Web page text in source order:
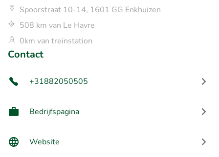
Spoorstraat 10-14, 1601 GG Enkhuizen
508 km van Le Havre
0km van treinstation
Contact
+31882050505
Bedrijfspagina
Website